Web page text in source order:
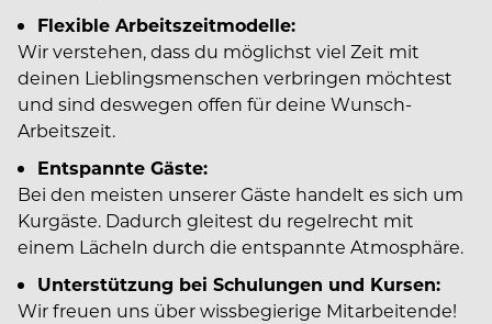
Flexible Arbeitszeitmodelle:
Wir verstehen, dass du möglichst viel Zeit mit
deinen Lieblingsmenschen verbringen möchtest
und sind deswegen offen für deine Wunsch-
Arbeitszeit.
Entspannte Gäste:
Bei den meisten unserer Gäste handelt es sich um
Kurgäste. Dadurch gleitest du regelrecht mit
einem Lächeln durch die entspannte Atmosphäre.
Unterstützung bei Schulungen und Kursen:
Wir freuen uns über wissbegierige Mitarbeitende!